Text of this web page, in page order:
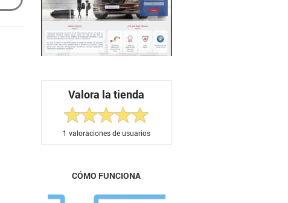
Valora la tienda
1 valoraciones de usuarios
CÓMO FUNCIONA